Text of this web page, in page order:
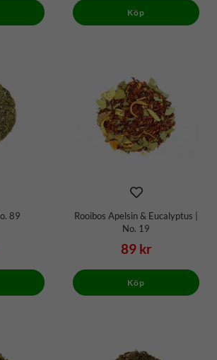
Köp
89
Rooibos Apelsin & Eucalyptus |
No. 19
89 kr
Köp